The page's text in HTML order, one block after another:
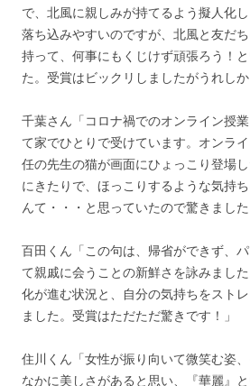
で、北風に親しみが持てるよう擬人化
落ち込みやすいのですが、北風と友だ
持って、何事にもくじけず頑張ろう！
た。受賞はビックリしましたがうれし
千葉さん「コロナ禍でのオンライン授
て家でひとりで受けています。オンラ
任の先生の猫が画面にひょっこり登場
にきたりで、ほっこりするような気持
んて・・・と思っていたので驚きました
百田くん「この句は、帰省ができず、
て親戚に会うことの新鮮さを詠みまし
化が進む状況と、自分の気持ちをスト
ました。受賞はただただ驚きです！」
住川くん「女性が振り向いて微笑む姿
なかに美しさがあると思い、『華麗』